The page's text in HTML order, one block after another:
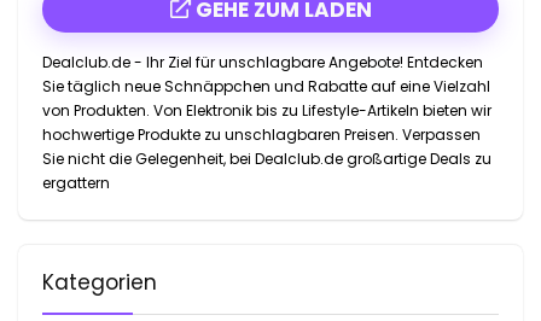
GEHE ZUM LADEN
Dealclub.de - Ihr Ziel für unschlagbare Angebote! Entdecken
Sie täglich neue Schnäppchen und Rabatte auf eine Vielzahl
von Produkten. Von Elektronik bis zu Lifestyle-Artikeln bieten wir
hochwertige Produkte zu unschlagbaren Preisen. Verpassen
Sie nicht die Gelegenheit, bei Dealclub.de großartige Deals zu
ergattern
Kategorien